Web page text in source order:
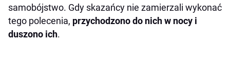
samobójstwo. Gdy skazańcy nie zamierzali wykonać
tego polecenia, przychodzono do nich w nocy i
duszono ich.